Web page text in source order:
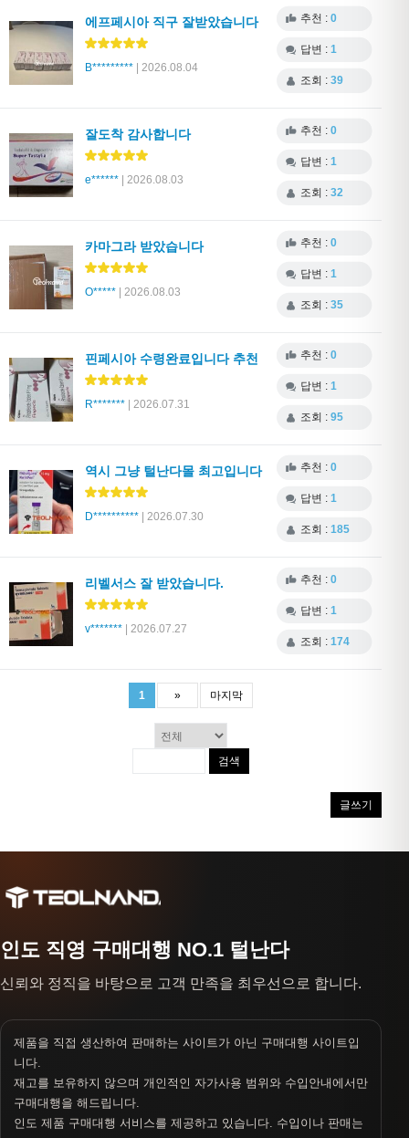
에프페시아 직구 잘받았습니다
B********* | 2026.08.04
추천 : 0
답변 : 1
조회 : 39
잘도착 감사합니다
e****** | 2026.08.03
추천 : 0
답변 : 1
조회 : 32
카마그라 받았습니다
O***** | 2026.08.03
추천 : 0
답변 : 1
조회 : 35
핀페시아 수령완료입니다 추천
R******* | 2026.07.31
추천 : 0
답변 : 1
조회 : 95
역시 그냥 털난다몰 최고입니다
D********** | 2026.07.30
추천 : 0
답변 : 1
조회 : 185
리벨서스 잘 받았습니다.
v******* | 2026.07.27
추천 : 0
답변 : 1
조회 : 174
1 » 마지막
검색
글쓰기
인도 직영 구매대행 NO.1 털난다
신뢰와 정직을 바탕으로 고객 만족을 최우선으로 합니다.
제품을 직접 생산하여 판매하는 사이트가 아닌 구매대행 사이트입
니다.
재고를 보유하지 않으며 개인적인 자가사용 범위와 수입안내에서만
구매대행을 해드립니다.
인도 제품 구매대행 서비스를 제공하고 있습니다. 수입이나 판매는